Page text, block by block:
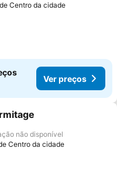
Centro da cidade
Ver preços
aos favoritos
não disponível
Centro da cidade